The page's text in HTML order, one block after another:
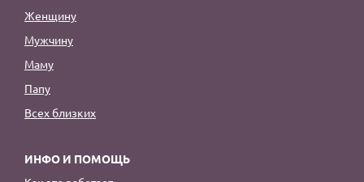
Женщину
Мужчину
Маму
Папу
Всех близких
ИНФО И ПОМОЩЬ